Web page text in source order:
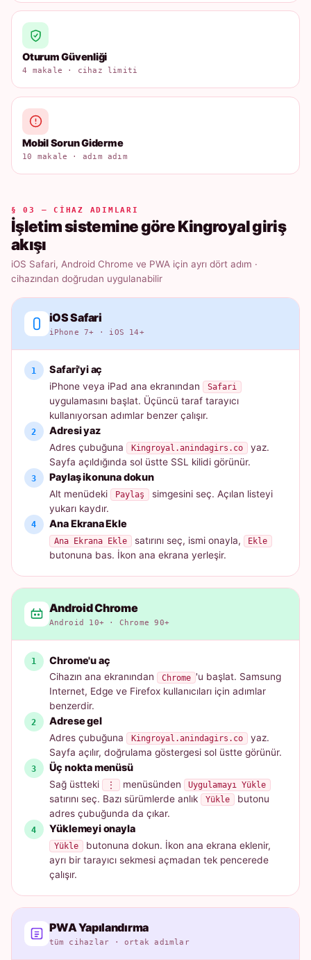
Oturum Güvenliği
4 makale · cihaz limiti
Mobil Sorun Giderme
10 makale · adım adım
§ 03 — CIHAZ ADIMLARI
İşletim sistemine göre Kingroyal giriş
akışı
iOS Safari, Android Chrome ve PWA için ayrı dört adım ·
cihazından doğrudan uygulanabilir
iOS Safari
iPhone 7+ · iOS 14+
Safari'yi aç
iPhone veya iPad ana ekranından Safari
uygulamasını başlat. Üçüncü taraf tarayıcı
kullanıyorsan adımlar benzer çalışır.
Adresi yaz
Adres çubuğuna Kingroyal.anindagirs.co
yaz.
Sayfa açıldığında sol üstte SSL kilidi görünür.
Paylaş ikonuna dokun
Alt menüdeki Paylaş
simgesini seç. Açılan listeyi
yukarı kaydır.
Ana Ekrana Ekle
Ana Ekrana Ekle satırını seç, ismi onayla, Ekle
butonuna bas. İkon ana ekrana yerleşir.
Android Chrome
Android 10+ · Chrome 90+
Chrome'u aç
Cihazın ana ekranından Chrome 'u başlat. Samsung
Internet, Edge ve Firefox kullanıcıları için adımlar
benzerdir.
Adrese gel
Adres çubuğuna Kingroyal.anindagirs.co
yaz.
Sayfa açılır, doğrulama göstergesi sol üstte görünür.
Üç nokta menüsü
Sağ üstteki ⋮ menüsünden Uygulamayı Yükle
satırını seç. Bazı sürümlerde anlık Yükle
butonu
adres çubuğunda da çıkar.
Yüklemeyi onayla
Yükle
butonuna dokun. İkon ana ekrana eklenir,
ayrı bir tarayıcı sekmesi açmadan tek pencerede
çalışır.
PWA Yapılandırma
tüm cihazlar · ortak adımlar